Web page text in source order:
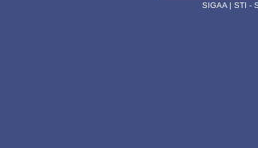
SIGAA | STI -